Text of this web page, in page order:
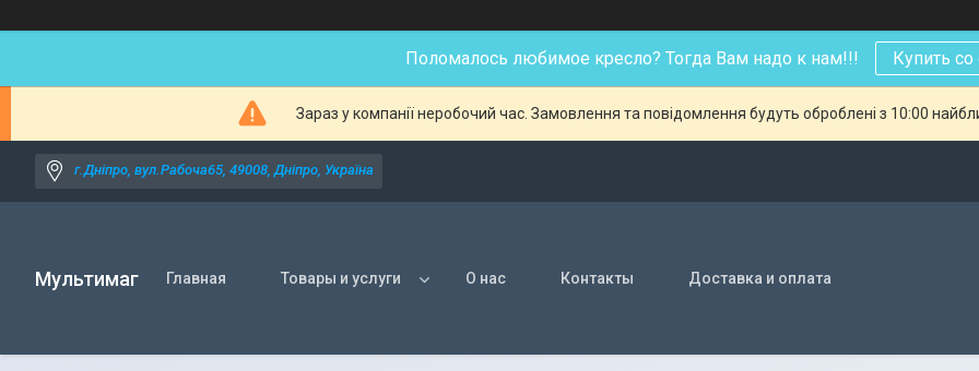
Поломалось любимое кресло? Тогда Вам надо к нам!!! Купить
Зараз у компанії неробочий час. Замовлення та повідомлення будуть оброблені з 10:00
г.Дніпро, вул.Рабоча65, 49008, Дніпро, Україна
Мультимаг Главная Товары и услуги О нас Контакты Доставка и оплата